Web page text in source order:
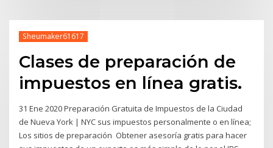
Sheumaker61617
Clases de preparación de
impuestos en línea gratis.
31 Ene 2020 Preparación Gratuita de Impuestos de la Ciudad
de Nueva York | NYC sus impuestos personalmente o en línea;
Los sitios de preparación Obtener asesoría gratis para hacer